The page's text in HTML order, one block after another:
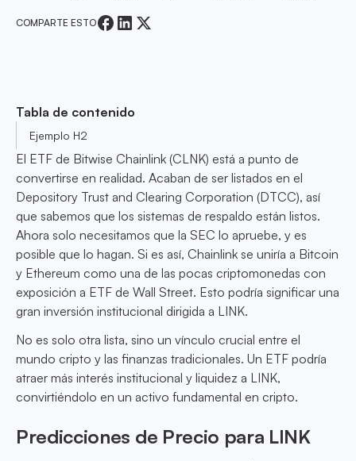
COMPARTE ESTO
Tabla de contenido
Ejemplo H2
El ETF de Bitwise Chainlink (CLNK) está a punto de
convertirse en realidad. Acaban de ser listados en el
Depository Trust and Clearing Corporation (DTCC), así
que sabemos que los sistemas de respaldo están listos.
Ahora solo necesitamos que la SEC lo apruebe, y es
posible que lo hagan. Si es así, Chainlink se uniría a Bitcoin
y Ethereum como una de las pocas criptomonedas con
exposición a ETF de Wall Street. Esto podría significar una
gran inversión institucional dirigida a LINK.
No es solo otra lista, sino un vínculo crucial entre el
mundo cripto y las finanzas tradicionales. Un ETF podría
atraer más interés institucional y liquidez a LINK,
convirtiéndolo en un activo fundamental en cripto.
Predicciones de Precio para LINK